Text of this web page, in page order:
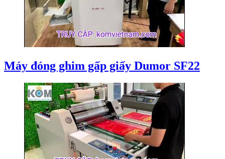
Máy đóng ghim gấp giấy Dumor SF22